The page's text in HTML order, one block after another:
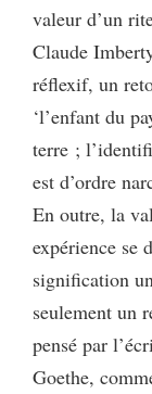
valeur d’un
Claude
réflexif, un
‘l’enfant du
terre ;
est d’ordre
En outre, la
expérience se
signification
seulement un
pensé par
Goethe,